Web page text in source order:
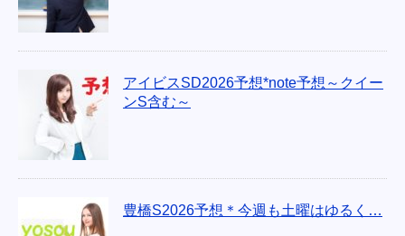
アイビスSD2026予想*note予想～クイー
ンS含む～
豊橋S2026予想＊今週も土曜はゆるく…